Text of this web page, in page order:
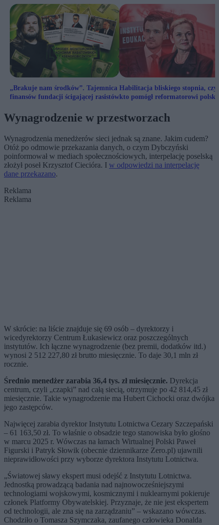
„Brakuje nam środków”. Tajemnica
finansów fundacji ścigającej rasistów
Habilitacja bliskiego stopnia,
kto pomógł reformatorowi
Wynagrodzenie w przestworzach
Wynagrodzenia menedżerów sieci jednak są znane. Jakim cudem?
Otóż po odmowie przekazania danych, o czym Dybczyński
poinformował w mediach społecznościowych, interpelację poselską
złożył poseł Krzysztof Ciecióra. I w odpowiedzi na interpelację
dane przekazano.
Reklama
Reklama
W skrócie: na liście znajduje się 69 osób – dyrektorzy i
wicedyrektorzy Centrum Łukasiewicz oraz poszczególnych
instytutów. Ich łączne wynagrodzenie (bez premii, dodatków itd.)
wynosi 2 512 227,80 zł brutto miesięcznie. To daje 30,1 mln zł
rocznie.
Średnio menedżer zarabia 36,4 tys. zł miesięcznie. Dyrekcja
centrum, czyli „czapki” nad całą siecią, otrzymuje po 42 814,45 zł
miesięcznie. Takie wynagrodzenie ma Hubert Cichocki oraz dwójka
jego zastępców.
Najwięcej zarabia dyrektor Instytutu Lotnictwa Cezary Szczepański
– 61 163,50 zł. To właśnie o obsadzie tego stanowiska było głośno
w marcu 2025 r. Wówczas na łamach Wirtualnej Polski Paweł
Figurski i Patryk Słowik (obecnie dziennikarze Zero.pl) ujawnili
nieprawidłowości przy wyborze dyrektora Instytutu Lotnictwa.
„Światowej sławy ekspert musi odejść z Instytutu Lotnictwa.
Jednostką prowadzącą badania nad najnowocześniejszymi
technologiami wojskowymi, kosmicznymi i nuklearnymi pokieruje
członek Platformy Obywatelskiej. Przyznaje, że nie jest ekspertem
od technologii, ale zna się na zarządzaniu” – wskazano wówczas.
Chodziło o Tomasza Szymczaka, zaufanego człowieka Donalda